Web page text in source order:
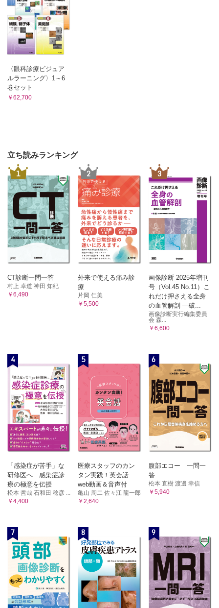
〈眼科診療ビジュア
ルラーニング〉1～6
巻セット
￥62,700
立ち読みランキング
1
CT診断一問一答
村上 卓道 神田 知紀
￥6,490
2
外来で使える痛み診
療
片岡 仁美
￥5,500
3
画像診断 2025年増刊
号（Vol.45 No.11）こ
れだけ押さえる全身
の血管解剖 ―破...
画像診断実行編集委員
会 森...
￥6,600
4
「感染症が苦手」な
研修医へ 感染症診
療の極意を伝授
松本 哲哉 石和田 稔彦 ...
￥4,400
5
医療スタッフのカン
タン実践！英会話
web動画＆音声付
亀山 周二 佐々江 龍一郎
￥2,640
6
腹部エコー 一問一
答
松本 直樹 渡邊 幸信
￥5,940
7 8 9